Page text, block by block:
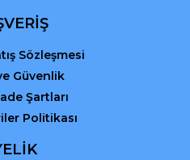
Sözleşmesi
Güvenlik
Şartları
Politikası